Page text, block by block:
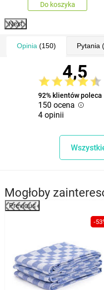
Do koszyka
Next
Opinia (150) Pytania
4,5
92% klientów poleca
150 ocena
4 opinii
Mogłoby
Previous
-